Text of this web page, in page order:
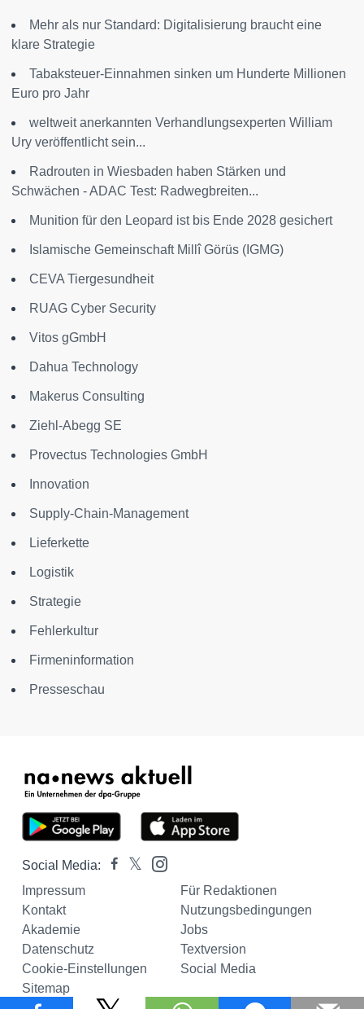
Mehr als nur Standard: Digitalisierung braucht eine
klare Strategie
Tabaksteuer-Einnahmen sinken um Hunderte Millionen
Euro pro Jahr
weltweit anerkannten Verhandlungsexperten William
Ury veröffentlicht sein...
Radrouten in Wiesbaden haben Stärken und
Schwächen - ADAC Test: Radwegbreiten...
Munition für den Leopard ist bis Ende 2028 gesichert
Islamische Gemeinschaft Millî Görüs (IGMG)
CEVA Tiergesundheit
RUAG Cyber Security
Vitos gGmbH
Dahua Technology
Makerus Consulting
Ziehl-Abegg SE
Provectus Technologies GmbH
Innovation
Supply-Chain-Management
Lieferkette
Logistik
Strategie
Fehlerkultur
Firmeninformation
Presseschau
Social Media:
Impressum
Für Redaktionen
Kontakt
Nutzungsbedingungen
Akademie
Jobs
Datenschutz
Textversion
Cookie-Einstellungen
Social Media
Sitemap